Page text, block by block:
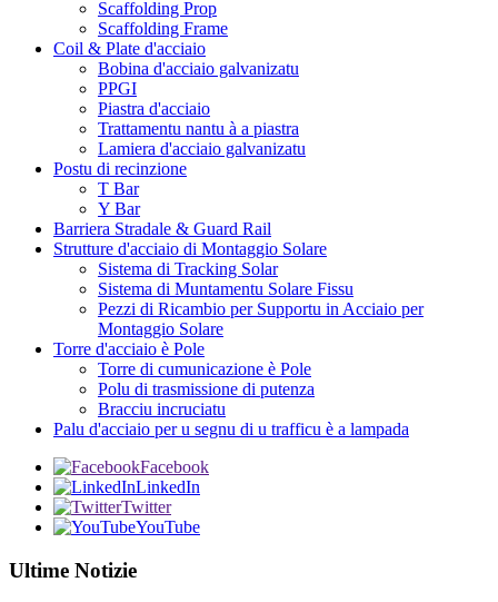
Scaffolding Prop
Scaffolding Frame
Coil & Plate d'acciaio
Bobina d'acciaio galvanizatu
PPGI
Piastra d'acciaio
Trattamentu nantu à a piastra
Lamiera d'acciaio galvanizatu
Postu di recinzione
T Bar
Y Bar
Barriera Stradale & Guard Rail
Strutture d'acciaio di Montaggio Solare
Sistema di Tracking Solar
Sistema di Muntamentu Solare Fissu
Pezzi di Ricambio per Supportu in Acciaio per
Montaggio Solare
Torre d'acciaio è Pole
Torre di cumunicazione è Pole
Polu di trasmissione di putenza
Bracciu incruciatu
Palu d'acciaio per u segnu di u trafficu è a lampada
Facebook
LinkedIn
Twitter
YouTube
Ultime Notizie